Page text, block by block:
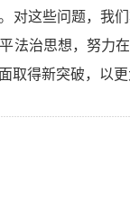
对这些问题，我
法治思想，努力
取得新突破，以